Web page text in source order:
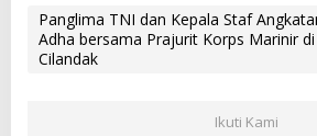
Panglima TNI dan Kepala Staf
Adha bersama Prajurit Korps Marinir
Cilandak
Ikuti Kami